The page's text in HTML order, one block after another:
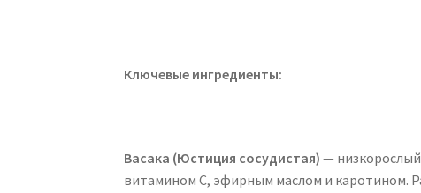
Ключевые ингредиенты:
Васака (Юстиция сосудистая)—
витамином С, эфирным маслом и каротином.